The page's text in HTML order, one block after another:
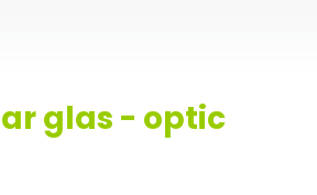
glas - optic